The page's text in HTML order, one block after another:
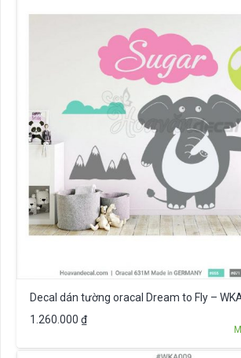
Decal dán tường oracal Dream to Fly –
1.260.000 ₫